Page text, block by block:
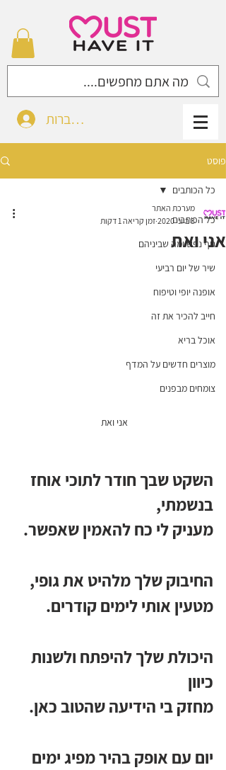
להתחברות
פוסט
כל הכותבים
גוף נפש ומה שביניהם
שיר של יום רביעי
אופנה יופי וטיפוח
חייב להכיר את זה
אוכל בריא
מוצרים חדשים על המדף
צומחים מבפנים
כל הכותבים
אני ואת
מערכת האתר
3 ביוני 2020
זמן קריאה 1 דקות
אני ואת
השקט שבך חודר לתוכי אוחז
בנשמתי,
מעניק לי כח להאמין שאפשר.
החיבוק שלך מלהיט את גופי,
מטעין אותי לימים קודרים.
היכולת שלך להיפתח ולשנות
כיוון
מחזק בי הידיעה שהטוב כאן.
יום עם אופק בהיר מפיג ימים